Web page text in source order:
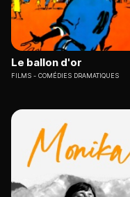
Le ballon d'or
FILMS COMÉDIES DRAMATIQUES